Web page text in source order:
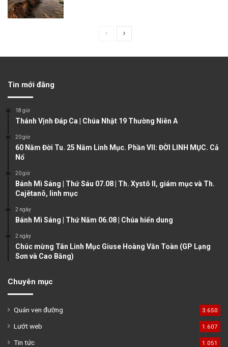
u
g
Tin mới đăng
18 giờ
Thánh Vịnh Đáp Ca | Chúa Nhật 19 Thường Niên A
20 giờ
60 Năm Đời Tu. 25 Năm Linh Mục. Phần VII: ĐỜI LINH MỤC. Cả
Nổ
20 giờ
Bánh Mì Sáng | Thứ Sáu 07.08 | Th. Xystô II, giám mục và Th.
Cajêtanô, linh mục
2 ngày
Bánh Mì Sáng | Thứ Năm 06.08 | Chúa hiển dung
2 ngày
Chúc mừng Tân Linh Mục Giuse Hoàng Văn Toàn (GP Lạng
Sơn và Cao Bằng)
Chuyên mục
Quán ven đường 3.650
Lướt web 1.607
Tin tức 1.051